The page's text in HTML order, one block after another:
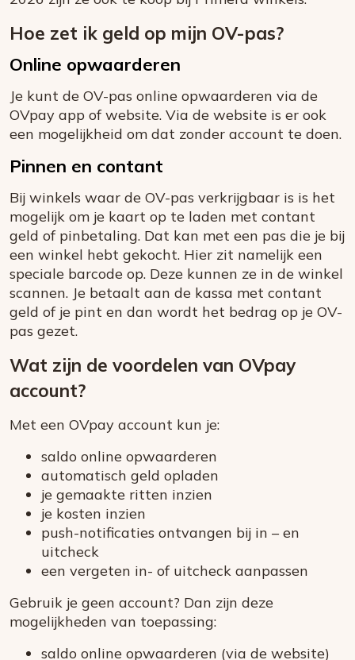
Hoe zet ik geld op mijn OV-pas?
Online opwaarderen
Je kunt de OV-pas online opwaarderen via de
OVpay app of website. Via de website is er ook
een mogelijkheid om dat zonder account te doen.
Pinnen en contant
Bij winkels waar de OV-pas verkrijgbaar is is het
mogelijk om je kaart op te laden met contant
geld of pinbetaling. Dat kan met een pas die je bij
een winkel hebt gekocht. Hier zit namelijk een
speciale barcode op. Deze kunnen ze in de winkel
scannen. Je betaalt aan de kassa met contant
geld of je pint en dan wordt het bedrag op je OV-
pas gezet.
Wat zijn de voordelen van OVpay
account?
Met een OVpay account kun je:
saldo online opwaarderen
automatisch geld opladen
je gemaakte ritten inzien
je kosten inzien
push-notificaties ontvangen bij in – en
uitcheck
een vergeten in- of uitcheck aanpassen
Gebruik je geen account? Dan zijn deze
mogelijkheden van toepassing:
saldo online opwaarderen (via de website)